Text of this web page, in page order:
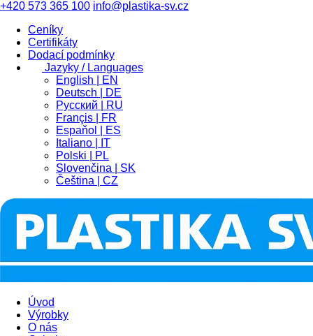
+420 573 365 100 info@plastika-sv.cz
Ceníky
Certifikáty
Dodací podmínky
Jazyky / Languages
English | EN
Deutsch | DE
Pусский | RU
Françis | FR
Espaňol | ES
Italiano | IT
Polski | PL
Slovenčina | SK
Čeština | CZ
Úvod
Výrobky
O nás